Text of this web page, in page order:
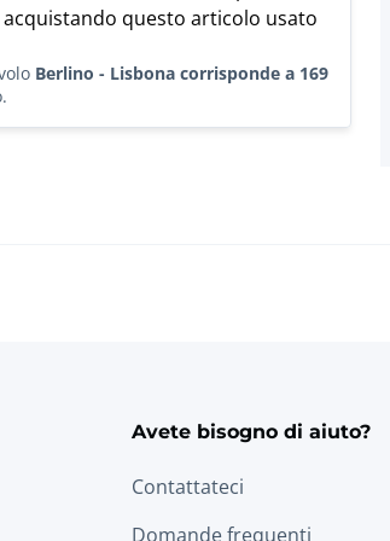
questo articolo usato
Berlino - Lisbona corrisponde a 169
Avete bisogno di aiuto?
Contattateci
Domande frequenti